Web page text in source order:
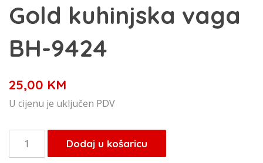
Gold kuhinjska vaga
BH-9424
25,00 KM
U cijenu je uključen PDV
Berlinger
Haus
Dodaj u košaricu